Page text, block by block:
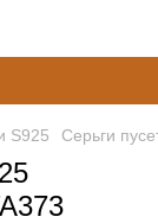
S925 Серьги